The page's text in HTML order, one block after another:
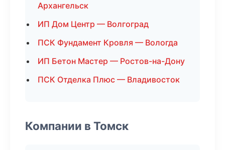
Архангельск
ИП Дом Центр — Волгоград
ПСК Фундамент Кровля — Вологда
ИП Бетон Мастер — Ростов-на-Дону
ПСК Отделка Плюс — Владивосток
Компании в Томск